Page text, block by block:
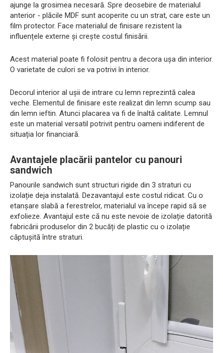
ajunge la grosimea necesară. Spre deosebire de materialul
anterior - plăcile MDF sunt acoperite cu un strat, care este un
film protector. Face materialul de finisare rezistent la
influențele externe și crește costul finisării.
Acest material poate fi folosit pentru a decora ușa din interior.
O varietate de culori se va potrivi în interior.
Decorul interior al ușii de intrare cu lemn reprezintă calea
veche. Elementul de finisare este realizat din lemn scump sau
din lemn ieftin. Atunci placarea va fi de înaltă calitate. Lemnul
este un material versatil potrivit pentru oameni indiferent de
situația lor financiară.
Avantajele placării pantelor cu panouri
sandwich
Panourile sandwich sunt structuri rigide din 3 straturi cu
izolație deja instalată. Dezavantajul este costul ridicat. Cu o
etanșare slabă a ferestrelor, materialul va începe rapid să se
exfolieze. Avantajul este că nu este nevoie de izolație datorită
fabricării produselor din 2 bucăți de plastic cu o izolație
căptușită între straturi.